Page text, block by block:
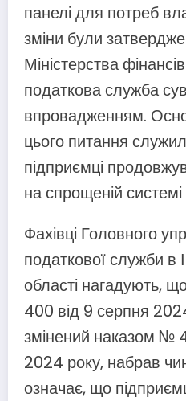
панелі для потреб
зміни були
Міністерства
податкова служба
впровадженням.
цього питання
підприємці
на спрощеній
Фахівці Головного
податкової служби в
області нагадують,
400 від 9 серпня
змінений наказом №
2024 року, набрав
означає, що